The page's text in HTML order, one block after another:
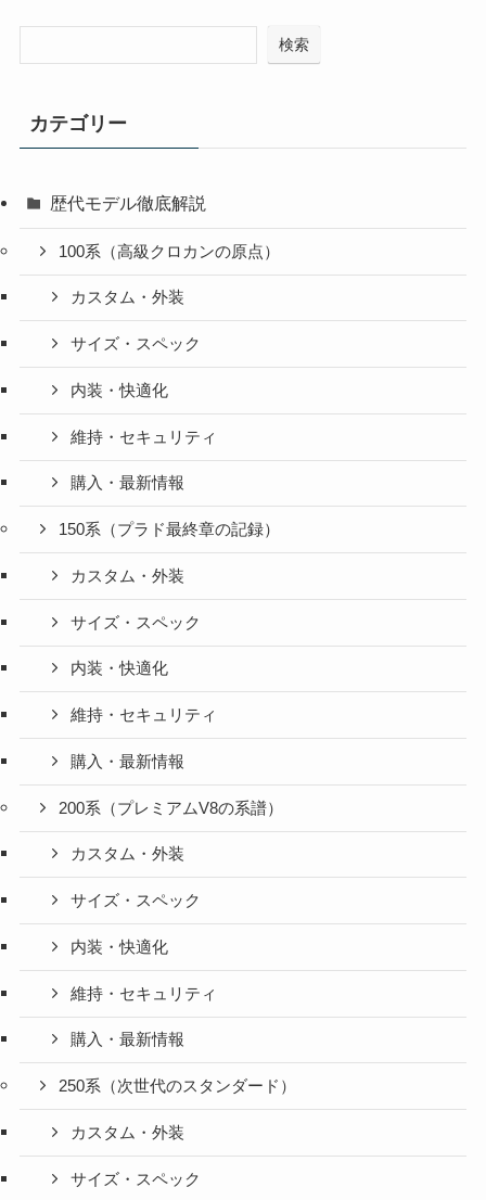
検索
カテゴリー
歴代モデル徹底解説
100系（高級クロカンの原点）
カスタム・外装
サイズ・スペック
内装・快適化
維持・セキュリティ
購入・最新情報
150系（プラド最終章の記録）
カスタム・外装
サイズ・スペック
内装・快適化
維持・セキュリティ
購入・最新情報
200系（プレミアムV8の系譜）
カスタム・外装
サイズ・スペック
内装・快適化
維持・セキュリティ
購入・最新情報
250系（次世代のスタンダード）
カスタム・外装
サイズ・スペック